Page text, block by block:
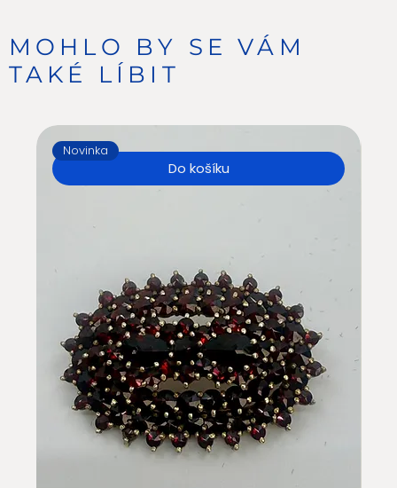
Do košíku
Novinka
MOHLO BY SE VÁM
TAKÉ LÍBIT